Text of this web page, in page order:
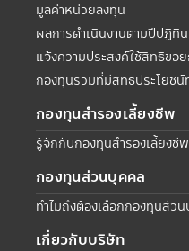
มูลค่าหน่วยลงทุน
ผลการดำเนินงานตามปีปฏิทิน
แจ้งความประสงค์ใช้สิทธิขอ
กองทุนรวมที่มีสิทธิประโยชน์
กองทุนสำรองเลี้ยงชีพ
รู้จักกับกองทุนสำรองเลี้ยงชีพ
กองทุนส่วนบุคคล
ทำไมถึงต้องเลือกกองทุนส่ว
เกี่ยวกับบริษัท